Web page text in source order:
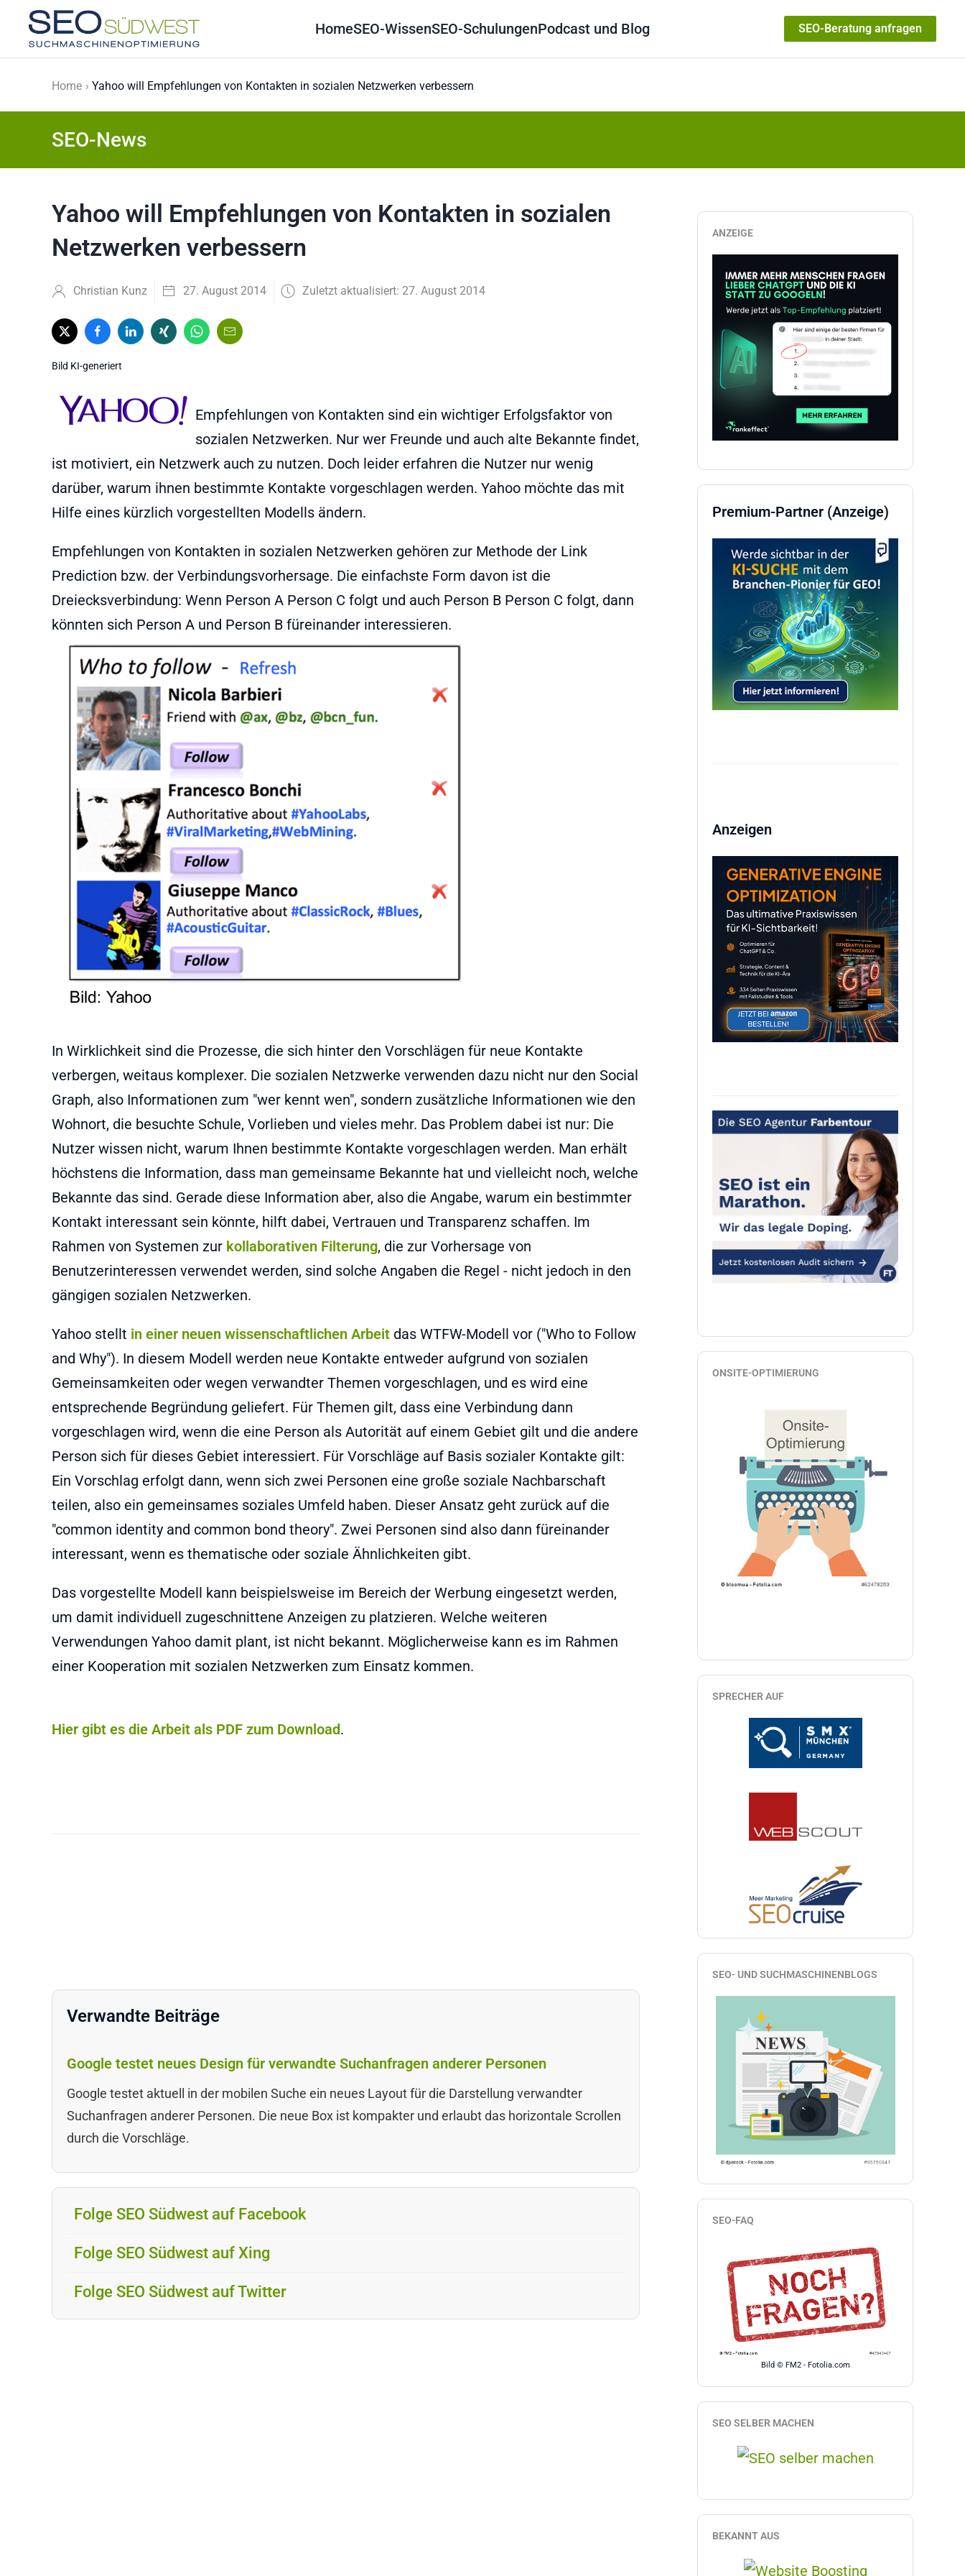
Skip to main content
HomeSEO-WissenSEO-SchulungenPodcast und Blog SEO-Beratung anfragen
Home Yahoo will Empfehlungen von Kontakten in sozialen Netzwerken verbessern
SEO-News
Yahoo will Empfehlungen von Kontakten in sozialen
Netzwerken verbessern
Christian Kunz 27. August 2014 Zuletzt aktualisiert: 27. August 2014
Bild KI-generiert
Empfehlungen von Kontakten sind ein wichtiger Erfolgsfaktor von
sozialen Netzwerken. Nur wer Freunde und auch alte Bekannte findet,
ist motiviert, ein Netzwerk auch zu nutzen. Doch leider erfahren die Nutzer nur wenig
darüber, warum ihnen bestimmte Kontakte vorgeschlagen werden. Yahoo möchte das mit
Hilfe eines kürzlich vorgestellten Modells ändern.
Empfehlungen von Kontakten in sozialen Netzwerken gehören zur Methode der Link
Prediction bzw. der Verbindungsvorhersage. Die einfachste Form davon ist die
Dreiecksverbindung: Wenn Person A Person C folgt und auch Person B Person C folgt, dann
könnten sich Person A und Person B füreinander interessieren.
In Wirklichkeit sind die Prozesse, die sich hinter den Vorschlägen für neue Kontakte
verbergen, weitaus komplexer. Die sozialen Netzwerke verwenden dazu nicht nur den Social
Graph, also Informationen zum "wer kennt wen", sondern zusätzliche Informationen wie den
Wohnort, die besuchte Schule, Vorlieben und vieles mehr. Das Problem dabei ist nur: Die
Nutzer wissen nicht, warum Ihnen bestimmte Kontakte vorgeschlagen werden. Man erhält
höchstens die Information, dass man gemeinsame Bekannte hat und vielleicht noch, welche
Bekannte das sind. Gerade diese Information aber, also die Angabe, warum ein bestimmter
Kontakt interessant sein könnte, hilft dabei, Vertrauen und Transparenz schaffen. Im
Rahmen von Systemen zur kollaborativen Filterung, die zur Vorhersage von
Benutzerinteressen verwendet werden, sind solche Angaben die Regel - nicht jedoch in den
gängigen sozialen Netzwerken.
Yahoo stellt in einer neuen wissenschaftlichen Arbeit das WTFW-Modell vor ("Who to Follow
and Why"). In diesem Modell werden neue Kontakte entweder aufgrund von sozialen
Gemeinsamkeiten oder wegen verwandter Themen vorgeschlagen, und es wird eine
entsprechende Begründung geliefert. Für Themen gilt, dass eine Verbindung dann
vorgeschlagen wird, wenn die eine Person als Autorität auf einem Gebiet gilt und die andere
Person sich für dieses Gebiet interessiert. Für Vorschläge auf Basis sozialer Kontakte gilt:
Ein Vorschlag erfolgt dann, wenn sich zwei Personen eine große soziale Nachbarschaft
teilen, also ein gemeinsames soziales Umfeld haben. Dieser Ansatz geht zurück auf die
"common identity and common bond theory". Zwei Personen sind also dann füreinander
interessant, wenn es thematische oder soziale Ähnlichkeiten gibt.
Das vorgestellte Modell kann beispielsweise im Bereich der Werbung eingesetzt werden,
um damit individuell zugeschnittene Anzeigen zu platzieren. Welche weiteren
Verwendungen Yahoo damit plant, ist nicht bekannt. Möglicherweise kann es im Rahmen
einer Kooperation mit sozialen Netzwerken zum Einsatz kommen.
Hier gibt es die Arbeit als PDF zum Download.
Verwandte Beiträge
Google testet neues Design für verwandte Suchanfragen anderer Personen
Google testet aktuell in der mobilen Suche ein neues Layout für die Darstellung verwandter
Suchanfragen anderer Personen. Die neue Box ist kompakter und erlaubt das horizontale Scrollen
durch die Vorschläge.
Folge SEO Südwest auf Facebook
Folge SEO Südwest auf Xing
Folge SEO Südwest auf Twitter
ANZEIGE
Premium-Partner (Anzeige)
Anzeigen
ONSITE-OPTIMIERUNG
SPRECHER AUF
SEO- UND SUCHMASCHINENBLOGS
SEO-FAQ
Bild © FM2 - Fotolia.com
SEO SELBER MACHEN
BEKANNT AUS